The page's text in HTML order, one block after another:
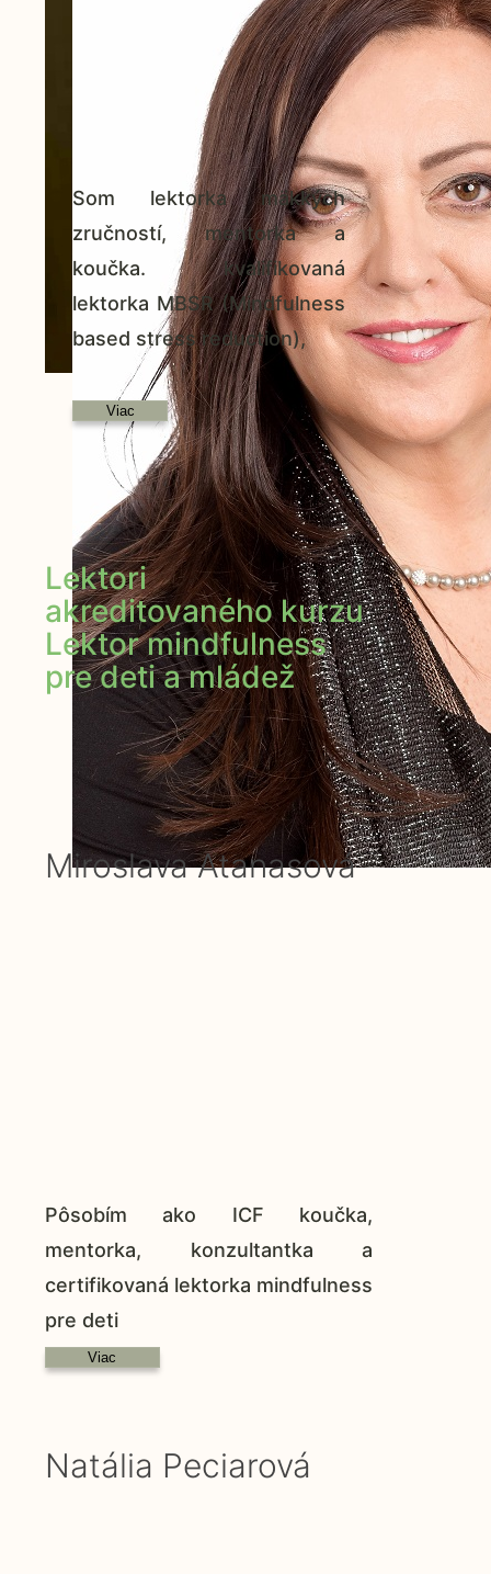
Som lektorka mäkkých
zručností, mentorka a
koučka. kvalifikovaná
lektorka MBSR (Mindfulness
based stress reduction),
Viac
Lektori
akreditovaného kurzu
Lektor mindfulness
pre deti a mládež
Miroslava Atanasová
Pôsobím ako ICF koučka,
mentorka, konzultantka a
certifikovaná lektorka mindfulness
pre deti
Viac
Natália Peciarová